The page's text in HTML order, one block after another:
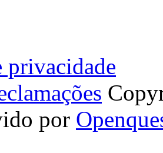
privacidade
por